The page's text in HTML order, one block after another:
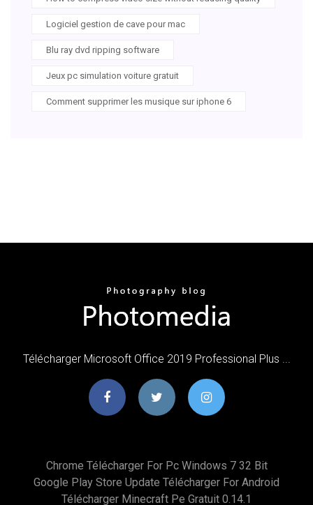
Logiciel gestion de cave pour mac
Blu ray dvd ripping software
Jeux pc simulation voiture gratuit
Comment supprimer les musique sur iphone 6
Télécharger Microsoft Office 2019 Professional Plus ...
Chrome Télécharger For Pc Windows 7 32 Bit
Google Play Store Update Télécharger For Android
Télécharger Minecraft Pe Gratuit 0.14.1